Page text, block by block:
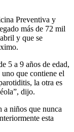
Preventiva y
más de 72 mil
y que se
5 a 9 años de edad,
que contiene el
la otra es
dijo.
a niños que nunca
esta